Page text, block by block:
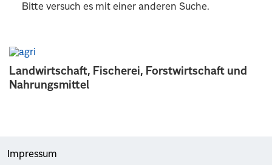
Landwirtschaft, Fischerei, Forstwirtschaft und
Nahrungsmittel
Bitte versuch es mit einer anderen Suche.
Impressum